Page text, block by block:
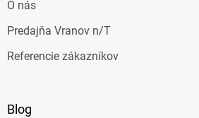
O nás
Predajňa Vranov n/T
Referencie zákazníkov
Blog